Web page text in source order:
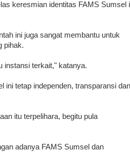
keresmian identitas FAMS Sumsel
ini juga sangat membantu untuk
pihak.
instansi terkait," katanya.
ini tetap independen, transparansi dan
itu terpelihara, begitu pula
adanya FAMS Sumsel dan